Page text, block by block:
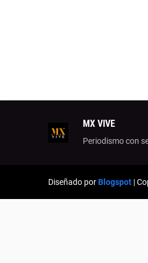
MX VIVE
Periodismo con
Diseñado porBlogspot |